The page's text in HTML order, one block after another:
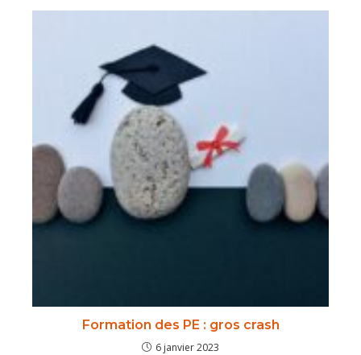
Formation des PE : gros crash
6 janvier 2023